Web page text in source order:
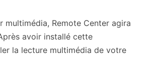
multimédia, Remote Center agira
avoir installé cette
la lecture multimédia de votre